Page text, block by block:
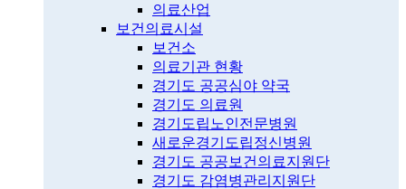
의료산업
보건의료시설
보건소
의료기관 현황
경기도 공공심야 약국
경기도 의료원
경기도립노인전문병원
새로운경기도립정신병원
경기도 공공보건의료지원단
경기도 감염병관리지원단